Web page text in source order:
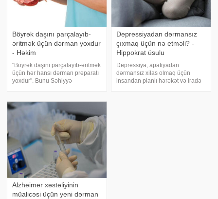
Böyrək daşını parçalayıb-
əritmək üçün dərman yoxdur
- Həkim
"Böyrək daşını parçalayıb-əritmək
üçün hər hansı dərman preparatı
yoxdur". Bunu Səhiyyə
bildirib ki, müəyyən bitkilərdən
istifadə edərək böyrək daşlarını
Depressiyadan dərmansız
çıxmaq üçün nə etməli? -
Hippokrat üsulu
Depressiya, apatiyadan
dərmansız xilas olmaq üçün
insandan planlı hərəkət və iradə
Alzheimer xəstəliyinin
müalicəsi üçün yeni dərman